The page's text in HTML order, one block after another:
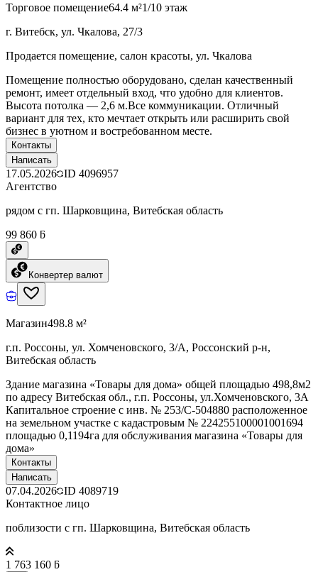
Торговое помещение64.4 м²1/10 этаж
г. Витебск, ул. Чкалова, 27/3
Продается помещение, салон красоты, ул. Чкалова
Помещение полностью оборудовано, сделан качественный
ремонт, имеет отдельный вход, что удобно для клиентов.
Высота потолка — 2,6 м.Все коммуникации. Отличный
вариант для тех, кто мечтает открыть или расширить свой
бизнес в уютном и востребованном месте.
Контакты
Написать
17.05.2026 ID 4096957
Агентство
рядом с гп. Шарковщина, Витебская область
99 860 ƃ
Конвертер валют
Магазин498.8 м²
г.п. Россоны, ул. Хомченовского, 3/А, Россонский р-н,
Витебская область
Здание магазина «Товары для дома» общей площадью 498,8м2
по адресу Витебская обл., г.п. Россоны, ул.Хомченовского, 3А
Капитальное строение с инв. № 253/С-504880 расположенное
на земельном участке с кадастровым № 224255100001001694
площадью 0,1194га для обслуживания магазина «Товары для
дома»
Контакты
Написать
07.04.2026 ID 4089719
Контактное лицо
поблизости с гп. Шарковщина, Витебская область
1 763 160 ƃ